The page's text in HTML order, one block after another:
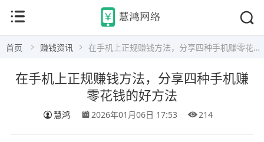
首页 赚钱资讯 在手机上正规赚钱方法，分享四种手机赚零花钱的好方法
在手机上正规赚钱方法，分享四种手机赚
零花钱的好方法
慧鸿 2026年01月06日 17:53 214